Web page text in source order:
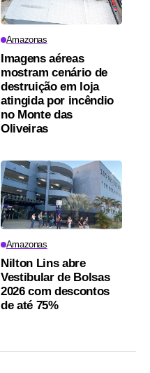
Amazonas
Imagens aéreas
mostram cenário de
destruição em loja
atingida por incêndio
no Monte das
Oliveiras
Amazonas
Nilton Lins abre
Vestibular de Bolsas
2026 com descontos
de até 75%